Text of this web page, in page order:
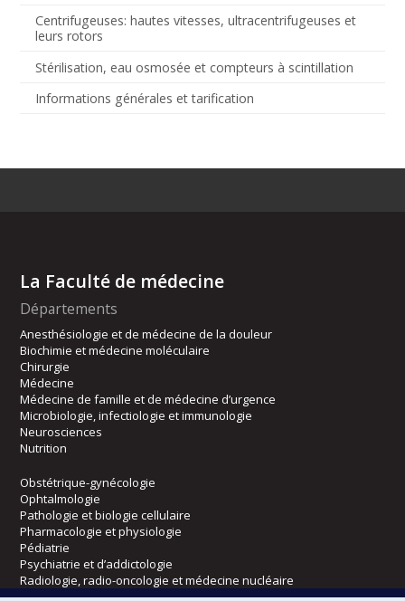
Centrifugeuses: hautes vitesses, ultracentrifugeuses et
leurs rotors
Stérilisation, eau osmosée et compteurs à scintillation
Informations générales et tarification
La Faculté de médecine
Départements
Anesthésiologie et de médecine de la douleur
Biochimie et médecine moléculaire
Chirurgie
Médecine
Médecine de famille et de médecine d’urgence
Microbiologie, infectiologie et immunologie
Neurosciences
Nutrition
Obstétrique-gynécologie
Ophtalmologie
Pathologie et biologie cellulaire
Pharmacologie et physiologie
Pédiatrie
Psychiatrie et d’addictologie
Radiologie, radio-oncologie et médecine nucléaire